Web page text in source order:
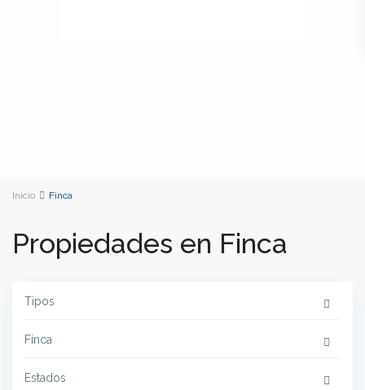
Inicio Finca
Propiedades en Finca
Tipos
Finca
Estados